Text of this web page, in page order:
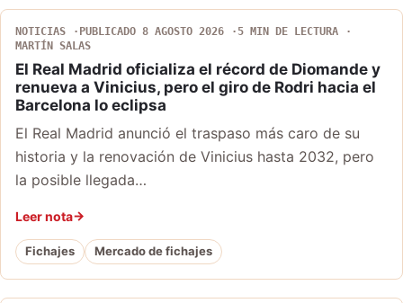
NOTICIAS PUBLICADO 8 AGOSTO 2026
5 MIN DE LECTURA
MARTÍN SALAS
El Real Madrid oficializa el récord de Diomande y
renueva a Vinicius, pero el giro de Rodri hacia el
Barcelona lo eclipsa
El Real Madrid anunció el traspaso más caro de su
historia y la renovación de Vinicius hasta 2032, pero
la posible llegada…
Leer nota
Fichajes Mercado de fichajes